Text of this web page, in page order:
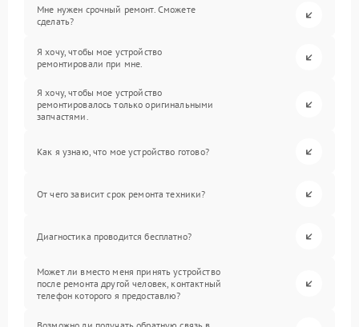
Мне нужен срочный ремонт. Сможете
сделать?
Я хочу, чтобы мое устройство
ремонтировали при мне.
Я хочу, чтобы мое устройство
ремонтировалось только оригинальными
запчастями.
Как я узнаю, что мое устройство готово?
От чего зависит срок ремонта техники?
Диагностика проводится бесплатно?
Может ли вместо меня принять устройство
после ремонта другой человек, контактный
телефон которого я предоставлю?